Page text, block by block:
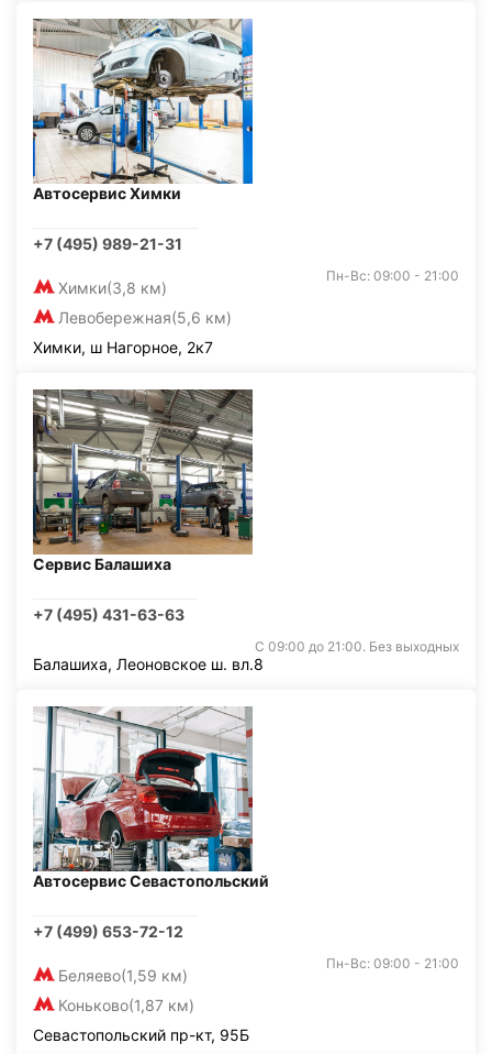
Автосервис Химки
+7 (495) 989-21-31
Химки(3,8 км)
Левобережная(5,6 км)
Пн-Вс: 09:00 - 21:00
Химки, ш Нагорное, 2к7
Сервис Балашиха
+7 (495) 431-63-63
С 09:00 до 21:00. Без выходных
Балашиха, Леоновское ш. вл.8
Автосервис Севастопольский
+7 (499) 653-72-12
Беляево(1,59 км)
Коньково(1,87 км)
Пн-Вс: 09:00 - 21:00
Севастопольский пр-кт, 95Б